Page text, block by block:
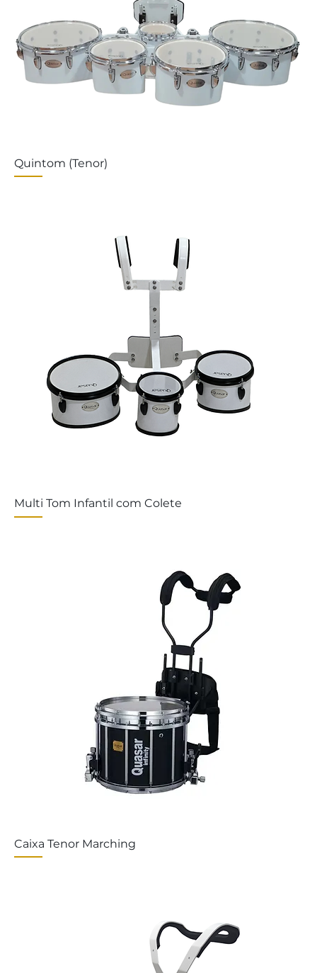
Quintom (Tenor)
Multi Tom Infantil com Colete
Caixa Tenor Marching